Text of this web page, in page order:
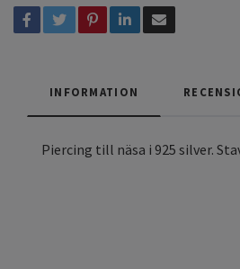
INFORMATION
Piercing till näsa i 925 silver.